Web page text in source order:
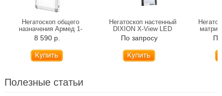
Негатоскоп общего
назначения Армед 1-
кадровый
8 590 р.
Негатоскоп настенный
DIXION X-View LED
По запросу
Купить
света
Полезные статьи